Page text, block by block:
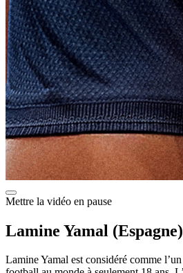
Mettre la vidéo en pause
Lamine Yamal (Espagne)
Lamine Yamal est considéré comme